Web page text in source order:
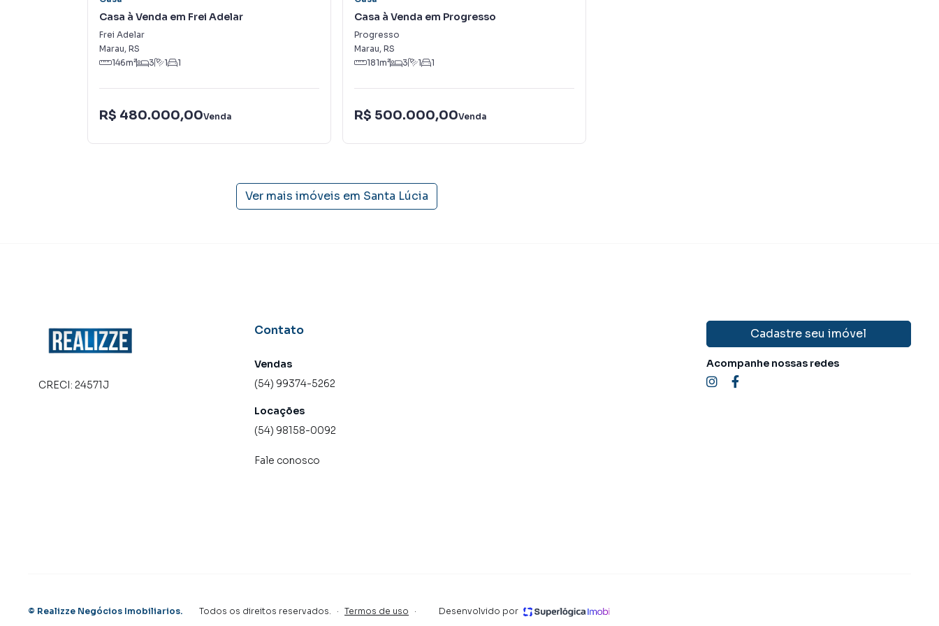
Casa à Venda em Frei Adelar
Frei Adelar
Marau, RS
146m² 3 1 1
R$ 480.000,00Venda
Casa à Venda em Progresso
Progresso
Marau, RS
181m² 3 1 1
R$ 500.000,00Venda
Ver mais imóveis em Santa Lúcia
CRECI: 24571J
Contato
Vendas
(54) 99374-5262
Locações
(54) 98158-0092
Fale conosco
Cadastre seu imóvel
Acompanhe nossas redes
© Realizze Negócios Imobiliarios. Todos os direitos reservados. · Termos de uso · Desenvolvido por